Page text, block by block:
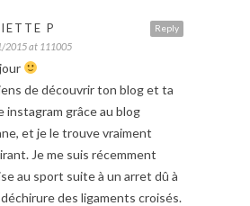
Reply
P
2015 at 111005
de découvrir ton blog et ta
instagram grâce au blog
et je le trouve vraiment
Je me suis récemment
au sport suite à un arret dû à
des ligaments croisés.